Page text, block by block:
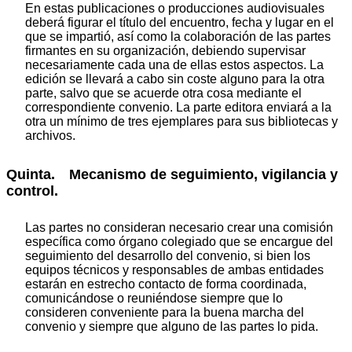
En estas publicaciones o producciones audiovisuales
deberá figurar el título del encuentro, fecha y lugar en el
que se impartió, así como la colaboración de las partes
firmantes en su organización, debiendo supervisar
necesariamente cada una de ellas estos aspectos. La
edición se llevará a cabo sin coste alguno para la otra
parte, salvo que se acuerde otra cosa mediante el
correspondiente convenio. La parte editora enviará a la
otra un mínimo de tres ejemplares para sus bibliotecas y
archivos.
Quinta. Mecanismo de seguimiento, vigilancia y
control.
Las partes no consideran necesario crear una comisión
específica como órgano colegiado que se encargue del
seguimiento del desarrollo del convenio, si bien los
equipos técnicos y responsables de ambas entidades
estarán en estrecho contacto de forma coordinada,
comunicándose o reuniéndose siempre que lo
consideren conveniente para la buena marcha del
convenio y siempre que alguno de las partes lo pida.